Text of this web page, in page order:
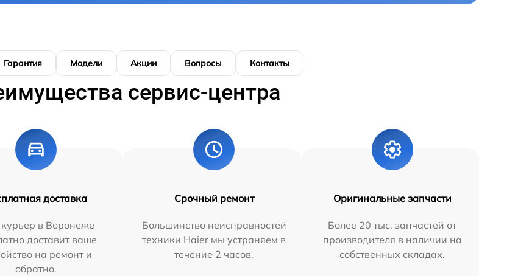
Гарантия Модели Акции Вопросы Контакты
сервис-центра
доставка
в Воронеже
доставит ваше
на ремонт и
обратно.
Срочный ремонт
Большинство неисправностей
техники Haier мы устраняем в
течение 2 часов.
Оригинальные запчасти
Более 20 тыс. запчастей от
производителя в наличии на
собственных складах.